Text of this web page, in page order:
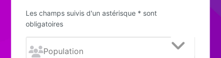
Les champs suivis d'un astérisque * sont
obligatoires